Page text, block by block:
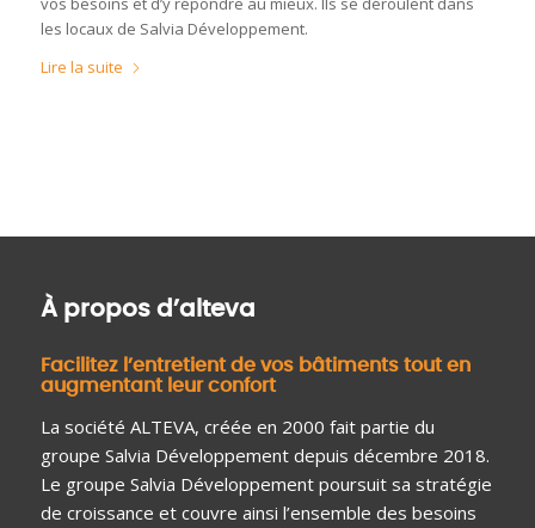
les locaux de Salvia Développement.
Lire la suite
À propos d’alteva
Facilitez l’entretient de vos bâtiments tout en
augmentant leur confort
La société ALTEVA, créée en 2000 fait partie du
groupe Salvia Développement depuis décembre 2018.
Le groupe Salvia Développement poursuit sa stratégie
de croissance et couvre ainsi l’ensemble des besoins